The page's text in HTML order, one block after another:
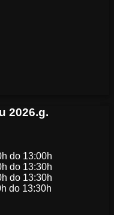
2026.g.
do 13:00h
do 13:30h
do 13:30h
do 13:30h